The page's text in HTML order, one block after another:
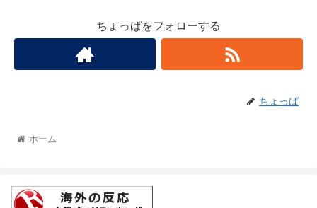
ちょっぱをフォローする
ちょっぱ
ホーム